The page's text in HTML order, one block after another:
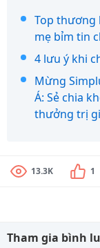
Top thương
mẹ bỉm tin
4 lưu ý khi
Mừng
Á: Sẻ chia
thưởng trị
13.3K 1
Tham gia bình